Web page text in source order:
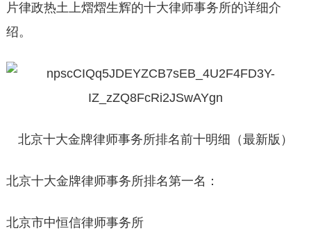
片律政热土上熠熠生辉的十大律师事务所的详细介
绍。
北京十大金牌律师事务所排名前十明细（最新版）
北京十大金牌律师事务所排名第一名：
北京市中恒信律师事务所